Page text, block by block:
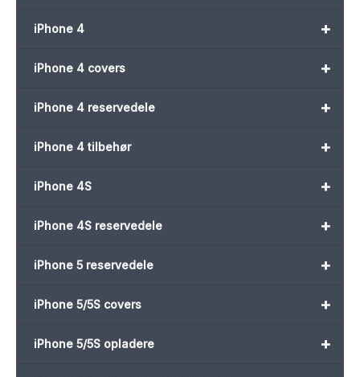
+
iPhone 4
+
iPhone 4 covers
+
iPhone 4 reservedele
+
iPhone 4 tilbehør
+
iPhone 4S
+
iPhone 4S reservedele
+
iPhone 5 reservedele
+
iPhone 5/5S covers
+
iPhone 5/5S opladere